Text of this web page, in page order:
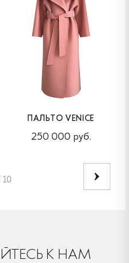
ПАЛЬТО VENICE
250 000 руб.
10
К НАМ